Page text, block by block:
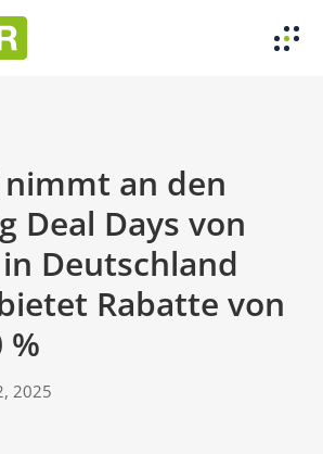
an den
Deal Days von
Deutschland
Rabatte von
%
2025